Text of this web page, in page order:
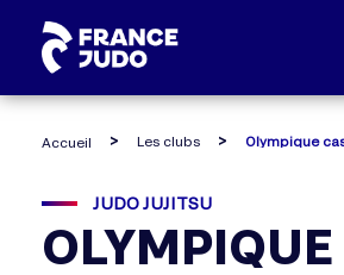
Accueil Les clubs
JUDO JUJITSU
OLYMPIQUE